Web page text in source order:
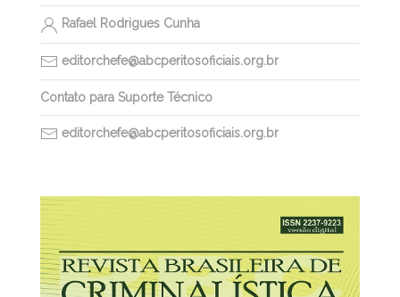
Rafael Rodrigues Cunha
editorchefe@abcperitosoficiais.org.br
Contato para Suporte Técnico
editorchefe@abcperitosoficiais.org.br